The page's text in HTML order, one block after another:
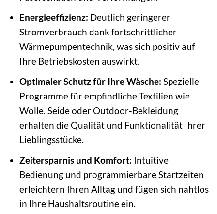
Energieeffizienz: Deutlich geringerer
Stromverbrauch dank fortschrittlicher
Wärmepumpentechnik, was sich positiv auf
Ihre Betriebskosten auswirkt.
Optimaler Schutz für Ihre Wäsche: Spezielle
Programme für empfindliche Textilien wie
Wolle, Seide oder Outdoor-Bekleidung
erhalten die Qualität und Funktionalität Ihrer
Lieblingsstücke.
Zeitersparnis und Komfort: Intuitive
Bedienung und programmierbare Startzeiten
erleichtern Ihren Alltag und fügen sich nahtlos
in Ihre Haushaltsroutine ein.